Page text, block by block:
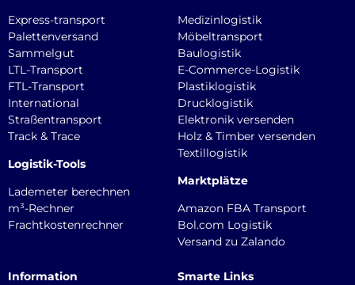
Express-transport
Palettenversand
Sammelgut
LTL-Transport
FTL-Transport
International
Straßentransport
Track & Trace
Logistik-Tools
Lademeter berechnen
m³-Rechner
Frachtkostenrechner
Medizinlogistik
Möbeltransport
Baulogistik
E-Commerce-Logistik
Plastiklogistik
Drucklogistik
Elektronik versenden
Holz & Timber versenden
Textillogistik
Marktplätze
Amazon FBA Transport
Bol.com Logistik
Versand zu Zalando
Information
Smarte Links